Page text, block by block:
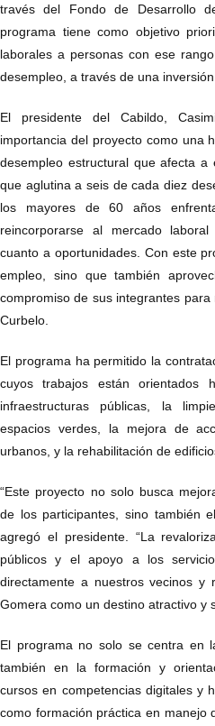
través del Fondo de Desarrollo
programa tiene como objetivo
laborales a personas con ese
desempleo, a través de una
El presidente del Cabildo,
importancia del proyecto como una
desempleo estructural que afecta a
que aglutina a seis de cada diez
los mayores de 60 años
reincorporarse al mercado
cuanto a oportunidades. Con este
empleo, sino que también
compromiso de sus integrantes para
Curbelo.
El programa ha permitido la
cuyos trabajos están orientados
infraestructuras públicas, la
espacios verdes, la mejora de
urbanos, y la rehabilitación de
“Este proyecto no solo busca
de los participantes, sino también
agregó el presidente. “La
públicos y el apoyo a los
directamente a nuestros vecinos y
Gomera como un destino atractivo y
El programa no solo se centra en
también en la formación y
cursos en competencias digitales y
como formación práctica en manejo